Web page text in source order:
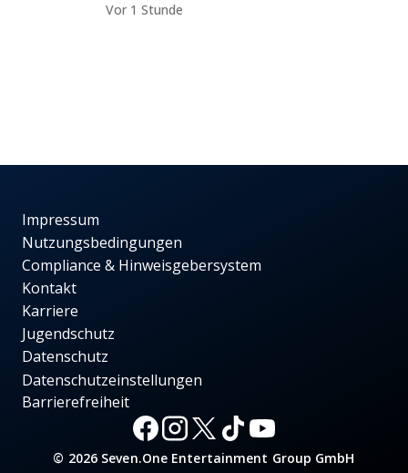
Vor 1 Stunde
Impressum
Nutzungsbedingungen
Compliance & Hinweisgebersystem
Kontakt
Karriere
Jugendschutz
Datenschutz
Datenschutzeinstellungen
Barrierefreiheit
© 2026 Seven.One Entertainment Group GmbH